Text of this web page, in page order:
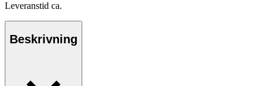
Leveranstid ca.
Beskrivning